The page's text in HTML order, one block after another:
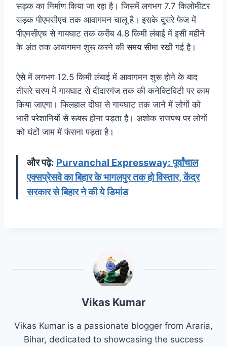
सड़क का निर्माण किया जा रहा है। जिसमें लगभग 7.7 किलोमीटर
सड़क पीएमसीएच तक आवागमन चालू है। इसके दूसरे फेज में
पीएमसीएच से गायघाट तक करीब 4.8 किमी लंबाई में इसी महीने
के अंत तक आवागमन शुरू करने की समय सीमा रखी गई है।
ऐसे में लगभग 12.5 किमी लंबाई में आवागमन शुरू होने के बाद
तीसरे चरण में गायघाट से दीदारगंज तक की कनेक्टिविटी पर काम
किया जाएगा। फिलहाल दीघा से गायघाट तक जाने में लोगों को
भारी परेशानियों से रूबरू होना पड़ता है। अशोक राजपथ पर लोगों
को घंटों जाम में फंसना पड़ता है।
और पढ़े: Purvanchal Expressway: पूर्वांचाल
एक्सप्रेसवे का बिहार के भागलपुर तक हो विस्तार, केंद्र
सरकार से बिहार ने की ये डिमांड
Vikas Kumar
Vikas Kumar is a passionate blogger from Araria,
Bihar, dedicated to showcasing the success